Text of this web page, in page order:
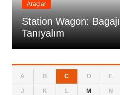
Araçlar
Station Wagon:
Tanıyalım
A B C D E
J K L M N